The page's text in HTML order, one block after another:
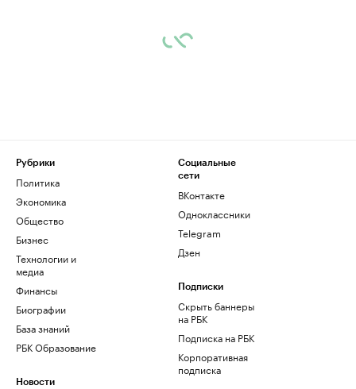
Рубрики
Политика
Экономика
Общество
Бизнес
Технологии и
медиа
Финансы
Биографии
База знаний
РБК Образование
Новости
Социальные
сети
ВКонтакте
Одноклассники
Telegram
Дзен
Подписки
Скрыть баннеры
на РБК
Подписка на РБК
Корпоративная
подписка